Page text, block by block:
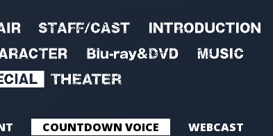
COUNTDOWN VOICE WEBCAST